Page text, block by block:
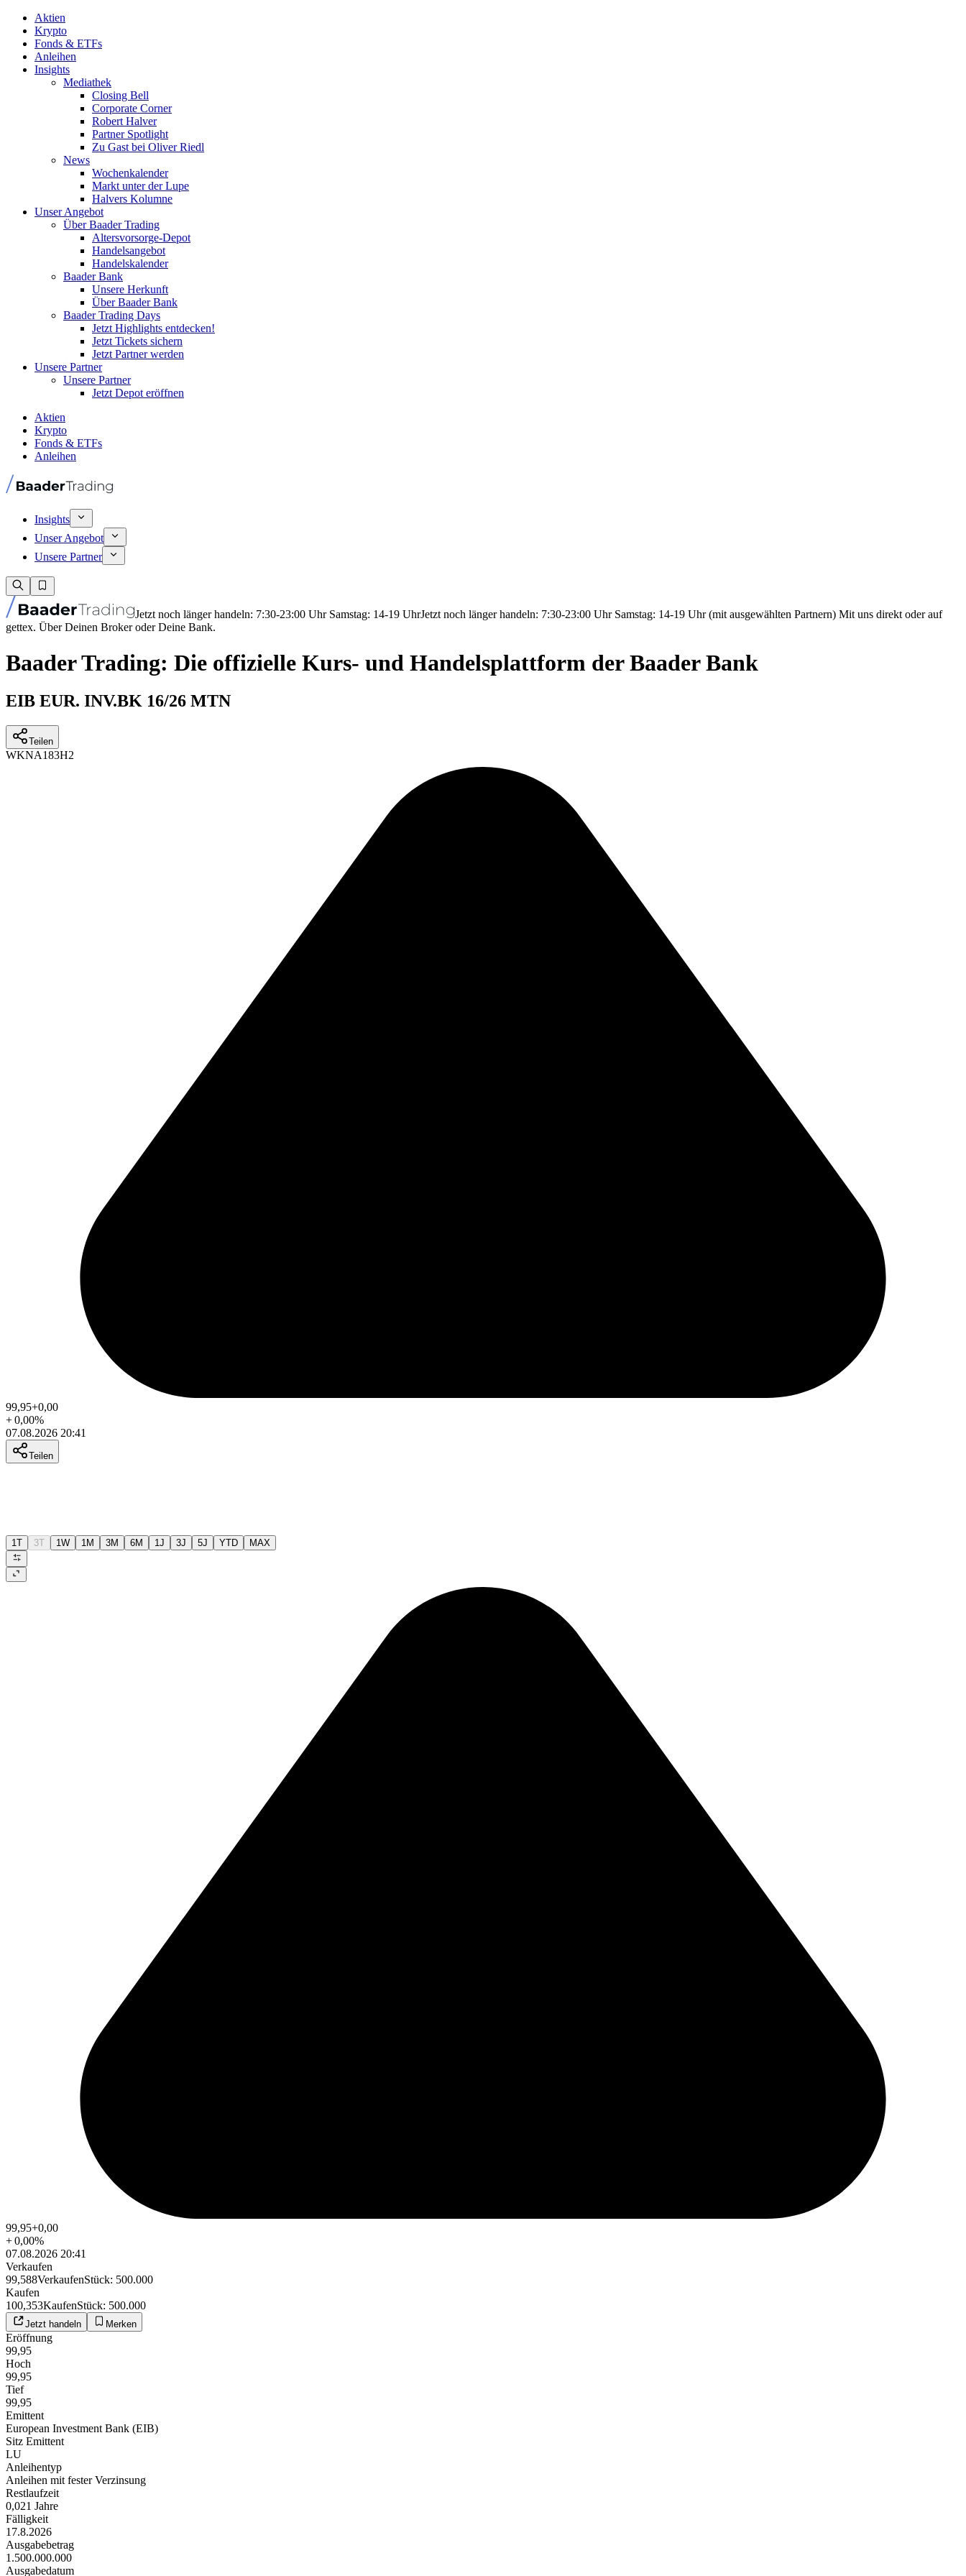
Aktien
Krypto
Fonds & ETFs
Anleihen
Insights
Mediathek
Closing Bell
Corporate Corner
Robert Halver
Partner Spotlight
Zu Gast bei Oliver Riedl
News
Wochenkalender
Markt unter der Lupe
Halvers Kolumne
Unser Angebot
Über Baader Trading
Altersvorsorge-Depot
Handelsangebot
Handelskalender
Baader Bank
Unsere Herkunft
Über Baader Bank
Baader Trading Days
Jetzt Highlights entdecken!
Jetzt Tickets sichern
Jetzt Partner werden
Unsere Partner
Unsere Partner
Jetzt Depot eröffnen
Aktien
Krypto
Fonds & ETFs
Anleihen
Insights
Unser Angebot
Unsere Partner
Jetzt noch länger handeln: 7:30-23:00 Uhr Samstag: 14-19 UhrJetzt noch länger handeln: 7:30-23:00 Uhr Samstag: 14-19 Uhr (mit ausgewählten Partnern) Mit uns direkt oder auf
gettex. Über Deinen Broker oder Deine Bank.
Baader Trading: Die offizielle Kurs- und Handelsplattform der Baader Bank
EIB EUR. INV.BK 16/26 MTN
Teilen
WKNA183H2
99,95+0,00
+0,00%
07.08.2026 20:41
Teilen
1T 3T 1W 1M 3M 6M 1J 3J 5J YTD MAX
99,95+0,00
+0,00%
07.08.2026 20:41
Verkaufen
99,588VerkaufenStück: 500.000
Kaufen
100,353KaufenStück: 500.000
Jetzt handeln Merken
Eröffnung
99,95
Hoch
99,95
Tief
99,95
Emittent
European Investment Bank (EIB)
Sitz Emittent
LU
Anleihentyp
Anleihen mit fester Verzinsung
Restlaufzeit
0,021 Jahre
Fälligkeit
17.8.2026
Ausgabebetrag
1.500.000.000
Ausgabedatum